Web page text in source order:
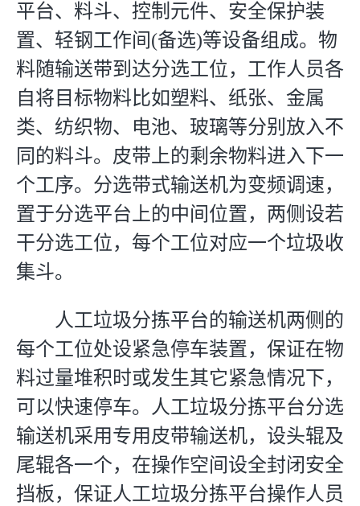
平台、料斗、控制元件、安全保护装
置、轻钢工作间(备选)等设备组成。物
料随输送带到达分选工位，工作人员各
自将目标物料比如塑料、纸张、金属
类、纺织物、电池、玻璃等分别放入不
同的料斗。皮带上的剩余物料进入下一
个工序。分选带式输送机为变频调速，
置于分选平台上的中间位置，两侧设若
干分选工位，每个工位对应一个垃圾收
集斗。
人工垃圾分拣平台的输送机两侧的
每个工位处设紧急停车装置，保证在物
料过量堆积时或发生其它紧急情况下，
可以快速停车。人工垃圾分拣平台分选
输送机采用专用皮带输送机，设头辊及
尾辊各一个，在操作空间设全封闭安全
挡板，保证人工垃圾分拣平台操作人员